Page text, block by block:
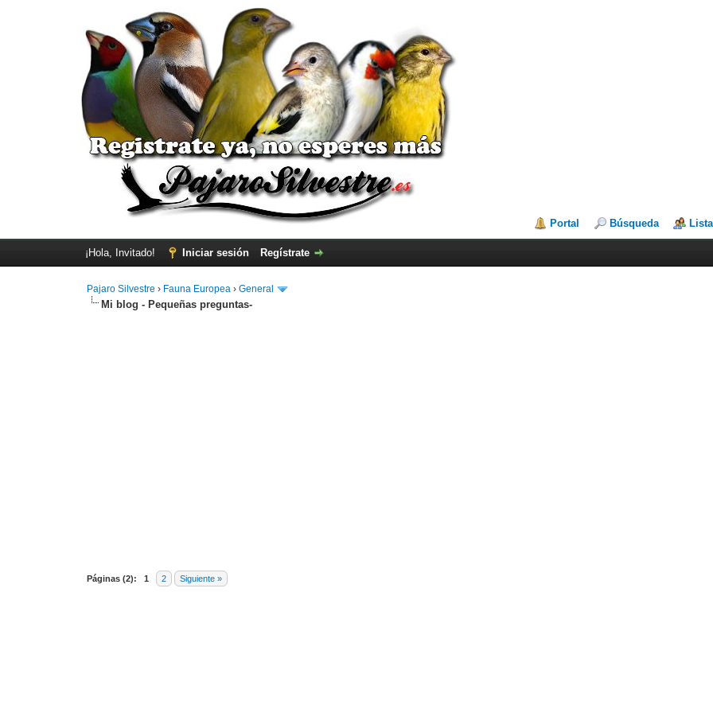
Portal Búsqueda
¡Hola, Invitado! Iniciar sesión Regístrate
Pajaro Silvestre › Fauna Europea ›General
Mi blog - Pequeñas preguntas-
Páginas (2): 1 2 Siguiente »
10 voto(s) - 2.5 Media
1
2
3
4
5